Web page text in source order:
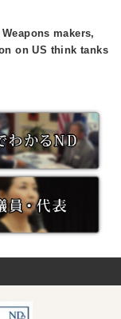
makers,
on US think tanks